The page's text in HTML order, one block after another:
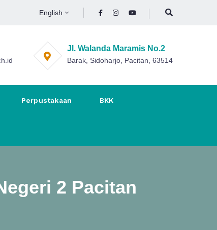
English
Jl. Walanda Maramis No.2
Barak, Sidoharjo, Pacitan, 63514
Perpustakaan BKK
2 Pacitan